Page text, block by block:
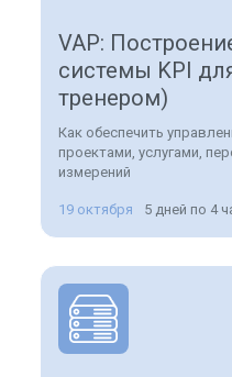
VAP:
системы KPI
тренером)
Как обеспечить
проектами, услугами,
измерений
19 октября 5 дней по 4